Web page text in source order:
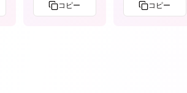
コピー コピー